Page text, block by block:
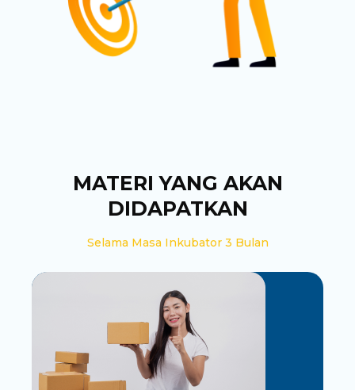
MATERI YANG AKAN
DIDAPATKAN
Selama Masa Inkubator 3 Bulan